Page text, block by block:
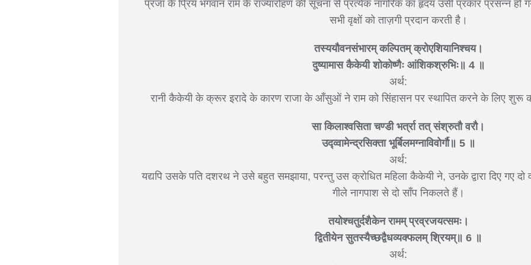
प्रजा के प्रिय भगवान राम के राज्यारोहण की सूचना से प्रत्येक नागरिक का हृदय उसी प्रकार प्रसन्न
सभी वृक्षों को ताज़गी प्रदान करती है।
तस्ययौवनसंभारम् कल्पितम् क्रोएशियानिश्चय।
दुष्यामास कैकेयी शोकोष्णैः आंशिकश्रुभिः॥ 4 ॥
अर्थ:
रानी कैकेयी के क्रूर इरादे के कारण राजा के आँसुओं ने राम को सिंहासन पर स्थापित करने के लिए शुरू की
सा किलाश्वसिता चण्डी भर्त्रा तत् संश्रुतौ वरौ।
उद्व्वामेन्द्रसिक्ता भूर्बिलमग्नाविवोर्गौ॥ 5 ॥
अर्थ:
यद्यपि उसके पति दशरथ ने उसे बहुत समझाया, परन्तु उस क्रोधित महिला कैकेयी ने, उनके द्वारा दिए गए दो
गीले नागपाश से दो साँप निकलते हैं।
तयोश्चतुर्दशैकेन रामम् प्रव्रजयत्समः।
द्वितीयेन सुतस्यैच्छद्वैधव्यक्फलम् श्रियम्॥ 6 ॥
अर्थ: